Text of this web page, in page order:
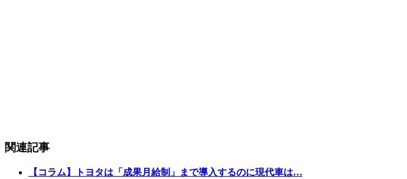
関連記事
【コラム】トヨタは「成果月給制」まで導入するのに現代車は…